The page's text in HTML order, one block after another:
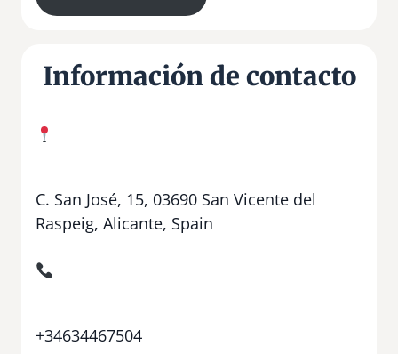
Información de contacto
C. San José, 15, 03690 San Vicente del
Raspeig, Alicante, Spain
+34634467504